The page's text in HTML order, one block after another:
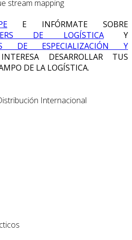
E INFÓRMATE SOBRE
DE LOGÍSTICAY
DE ESPECIALIZACIÓN Y
DESARROLLAR TUS
DE LA LOGÍSTICA.
Internacional